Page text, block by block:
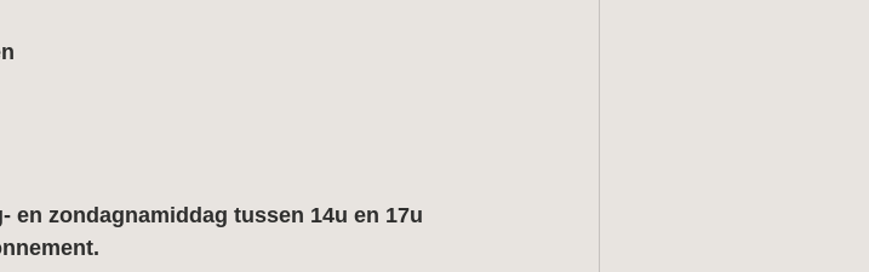
en zondagnamiddag tussen 14u en 17u